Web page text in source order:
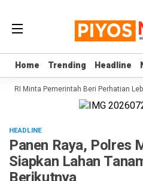
Home Trending Headline
Home Trending Headline
RI Minta Pemerintah Beri Perhatian
HEADLINE
Panen Raya, Polres
Siapkan Lahan